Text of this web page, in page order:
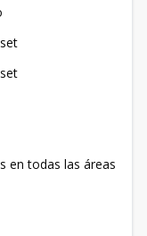
en todas las áreas